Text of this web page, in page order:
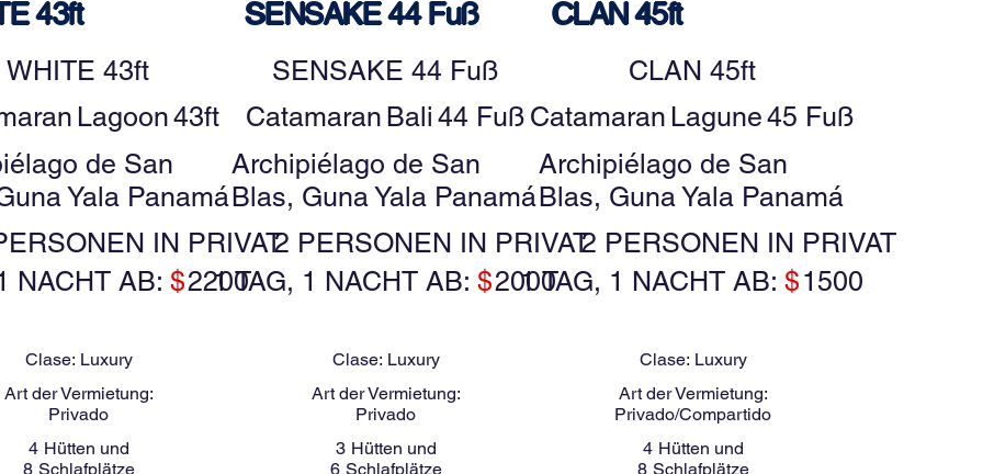
43ft
WHITE 43ft
Lagoon43ft
de San
Yala Panamá
IN PRIVAT
NACHT AB:$2200
Clase: Luxury
Art der Vermietung:
Privado
4 Hütten und
8 Schlafplätze
SENSAKE 44 Fuß
SENSAKE 44 Fuß
Catamaran Bali 44 Fuß
Archipiélago de San
Blas, Guna Yala Panamá
2 PERSONEN IN PRIVAT
1 TAG, 1 NACHT AB:$2000
Clase: Luxury
Art der Vermietung:
Privado
3 Hütten und
6 Schlafplätze
CLAN 45ft
CLAN 45ft
Catamaran Lagune45 Fuß
Archipiélago de San
Blas, Guna Yala Panamá
2 PERSONEN IN PRIVAT
1 TAG, 1 NACHT AB:$1500
Clase: Luxury
Art der Vermietung:
Privado/Compartido
4 Hütten und
8 Schlafplätze